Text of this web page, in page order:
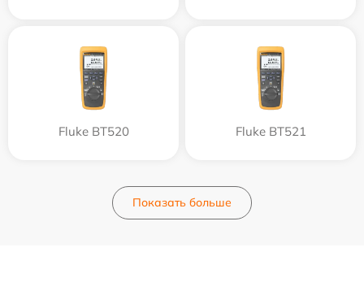
Fluke BT520 Fluke BT521
Показать больше